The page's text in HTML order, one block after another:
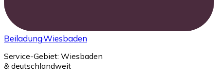
Beiladung·Wiesbaden
Service-Gebiet: Wiesbaden
& deutschlandweit